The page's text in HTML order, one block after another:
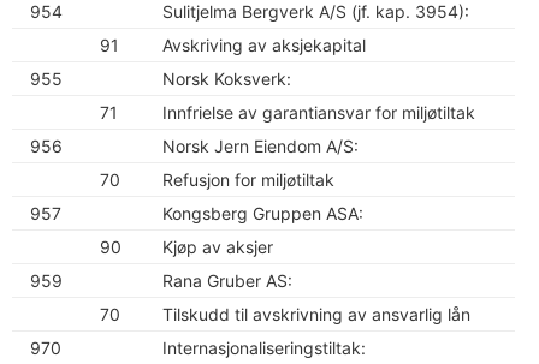
954
Sulitjelma Bergverk A/S (jf. kap. 3954):
91
Avskriving av aksjekapital
955
Norsk Koksverk:
71
Innfrielse av garantiansvar for miljøtiltak
956
Norsk Jern Eiendom A/S:
70
Refusjon for miljøtiltak
957
Kongsberg Gruppen ASA:
90
Kjøp av aksjer
959
Rana Gruber AS:
70
Tilskudd til avskrivning av ansvarlig lån
970
Internasjonaliseringstiltak: